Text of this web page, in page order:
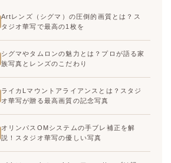
Artレンズ（シグマ）の圧倒的画質とは？ス
タジオ華写で最高の1枚を
シグマやタムロンの魅力とは？プロが語る家
族写真とレンズのこだわり
ライカLマウントアライアンスとは？スタジ
オ華写が贈る最高画質の記念写真
オリンパスOMシステムの手ブレ補正を解
説！スタジオ華写の優しい写真